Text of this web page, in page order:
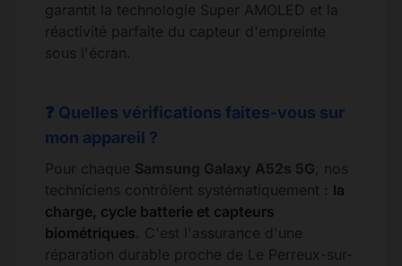
garantit la technologie Super AMOLED et la
réactivité parfaite du capteur d'empreinte
sous l'écran.
❓ Quelles vérifications faites-vous sur
mon appareil ?
Pour chaque Samsung Galaxy A52s 5G, nos
techniciens contrôlent systématiquement : la
charge, cycle batterie et capteurs
biométriques. C'est l'assurance d'une
réparation durable proche de Le Perreux-sur-